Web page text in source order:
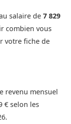
salaire de 7 829
combien vous
votre fiche de
revenu mensuel
€ selon les